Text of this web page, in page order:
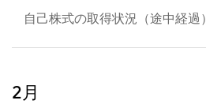
自己株式の取得状況（途中経過）
2月